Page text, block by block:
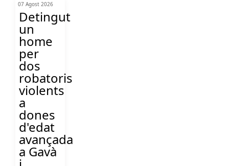
07 Agost 2026
Detingut
un
home
per
dos
robatoris
violents
a
dones
d'edat
avançada
a Gavà